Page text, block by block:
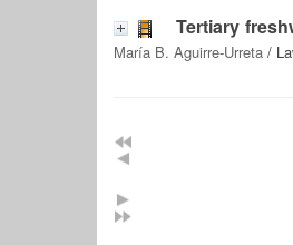
Tertiary
María B. Aguirre-Urreta /